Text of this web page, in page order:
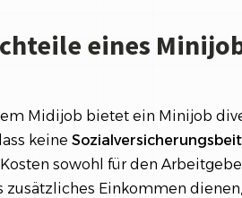
eines
Midijob bietet ein Minijob
keine
sowohl für den
zusätzliches Einkommen